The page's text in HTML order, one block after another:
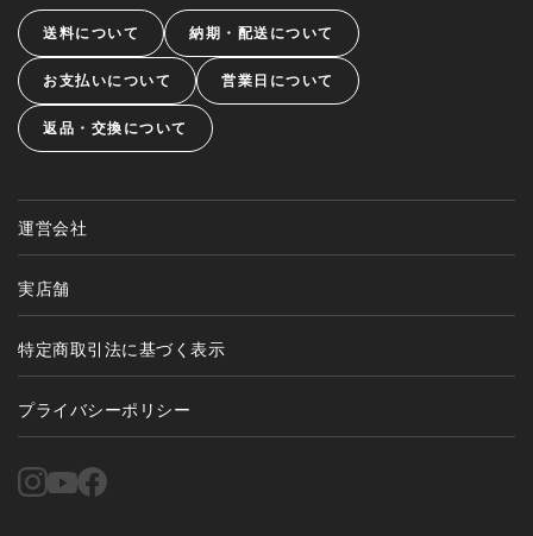
送料について 納期・配送について
お支払いについて 営業日について
返品・交換について
運営会社
実店舗
特定商取引法に基づく表示
プライバシーポリシー